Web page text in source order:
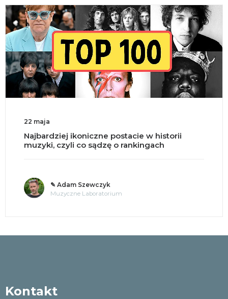
w historii
Split brain, czyli co się
mózgu na pół?
Kontakt